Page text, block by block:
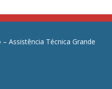
Assistência Técnica Grande